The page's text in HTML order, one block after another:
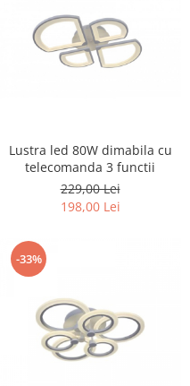
Lustra led 80W dimabila cu
telecomanda 3 functii
229,00 Lei
198,00 Lei
-33%